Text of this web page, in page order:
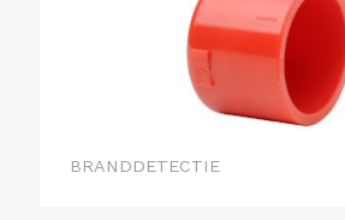
BRANDDETECTIE